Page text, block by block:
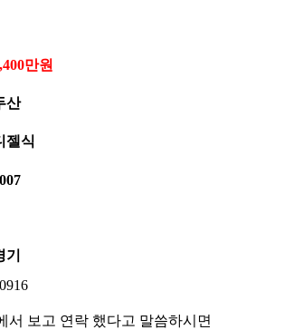
만원
산
젤식
기
서 보고 연락 했다고 말씀하시면